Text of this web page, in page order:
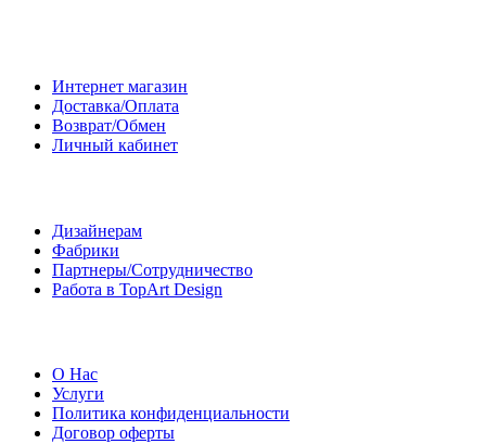
Интернет магазин
Доставка/Оплата
Возврат/Обмен
Личный кабинет
Дизайнерам
Фабрики
Партнеры/Сотрудничество
Работа в TopArt Design
О Нас
Услуги
Политика конфиденциальности
Договор оферты